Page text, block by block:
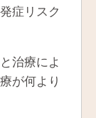
症リスク
治療によ
が何より